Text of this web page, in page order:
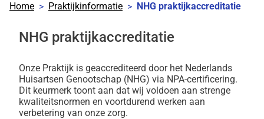
Home Praktijkinformatie NHG praktijkaccreditatie
NHG praktijkaccreditatie
Onze Praktijk is geaccrediteerd door het Nederlands
Huisartsen Genootschap (NHG) via NPA-certificering.
Dit keurmerk toont aan dat wij voldoen aan strenge
kwaliteitsnormen en voortdurend werken aan
verbetering van onze zorg.